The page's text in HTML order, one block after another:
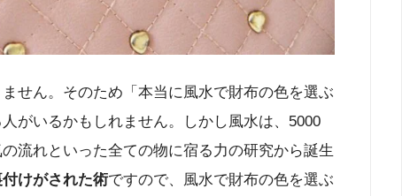
せん。そのため「本当に風水で財布の色を選ぶ
がいるかもしれません。しかし風水は、5000
流れといった全ての物に宿る力の研究から誕生
けがされた術ですので、風水で財布の色を選ぶ